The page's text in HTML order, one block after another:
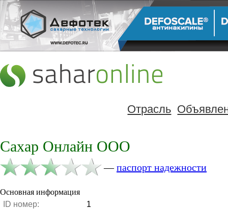
Отрасль
Сахар Онлайн ООО
—паспорт надежности
Основная информация
ID номер:
1